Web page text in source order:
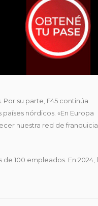
su parte, F45 continúa
nórdicos. «En Europa
nuestra red de
100 empleados. En 2024,